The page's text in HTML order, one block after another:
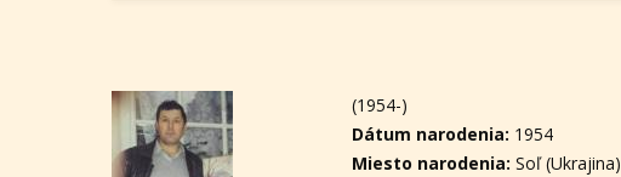
(1954-)
Dátum narodenia: 1954
Miesto narodenia:Soľ (Ukrajina)